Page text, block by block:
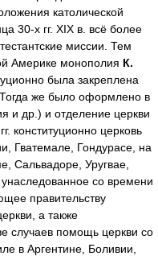
католической
30-х гг. XIX в. всё более
миссии. Тем
Америке монополия К.
была закреплена
же было оформлено в
и др.) и отделение церкви
конституционно церковь
Гватемале, Гондурасе, на
Сальвадоре, Уругвае,
со времени
правительству
а также
случаев помощь церкви со
в Аргентине, Боливии,